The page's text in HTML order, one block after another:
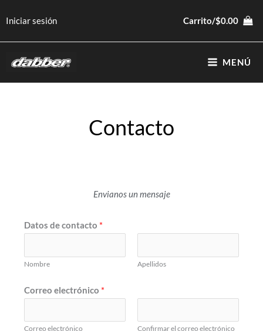
Iniciar sesión Carrito/$0.00
MENÚ
Contacto
Envianos un mensaje
Datos de contacto *
Nombre Apellidos
Correo electrónico *
Correo electrónico Confirmar el correo electrónico